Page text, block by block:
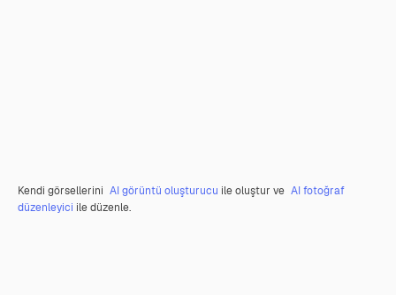
Kendi görsellerini AI görüntü oluşturucu ile oluştur ve AI fotoğraf
düzenleyici ile düzenle.